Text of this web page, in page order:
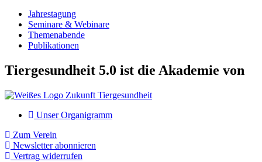
Jahrestagung
Seminare & Webinare
Themenabende
Publikationen
Tiergesundheit 5.0 ist die Akademie von
Unser Organigramm
Zum Verein
Newsletter abonnieren
Vertrag widerrufen